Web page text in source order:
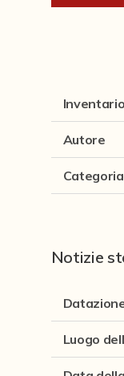
Inventario
Autore
Categoria
Notizie
Luogo